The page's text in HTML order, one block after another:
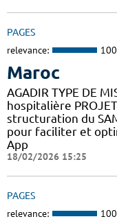
PAGES
relevance:
Maroc
AGADIR TYPE DE
hospitalière
structuration du
pour faciliter et
App
18/02/2026 15:25
PAGES
relevance: